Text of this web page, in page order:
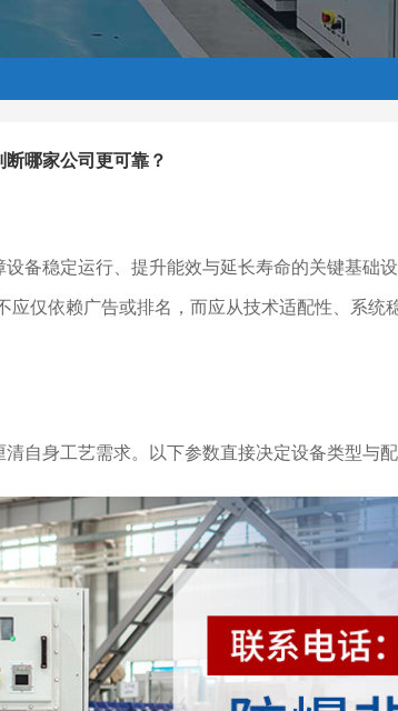
哪家公司更可靠？
备稳定运行、提升能效与延长寿命的关键基础
应仅依赖广告或排名，而应从技术适配性、系统
自身工艺需求。以下参数直接决定设备类型与配